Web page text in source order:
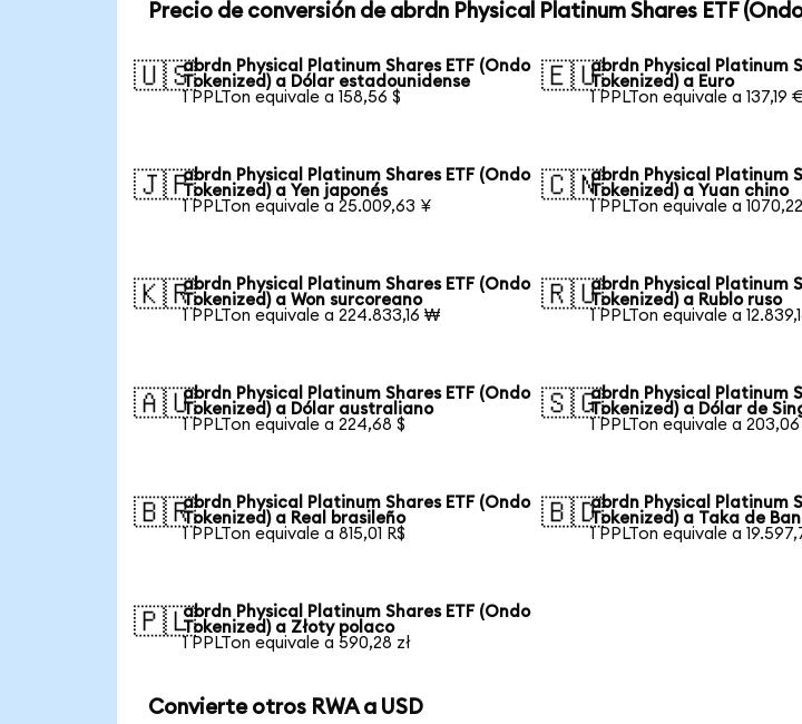
Precio de conversión de abrdn Physical Platinum Shares ETF
🇺🇸abrdn Physical Platinum Shares ETF (Ondo
Tokenized) a Dólar estadounidense
1 PPLTon equivale a 158,56 $
🇪🇺abrdn Physical Platinum
Tokenized) a Euro
1 PPLTon equivale a 137,19
🇯🇵abrdn Physical Platinum Shares ETF (Ondo
Tokenized) a Yen japonés
1 PPLTon equivale a 25.009,63 ¥
🇨🇳abrdn Physical Platinum
Tokenized) a Yuan chino
1 PPLTon equivale a
🇰🇷abrdn Physical Platinum Shares ETF (Ondo
Tokenized) a Won surcoreano
1 PPLTon equivale a 224.833,16 ₩
🇷🇺abrdn Physical Platinum
Tokenized) a Rublo ruso
1 PPLTon equivale a
🇦🇺abrdn Physical Platinum Shares ETF (Ondo
Tokenized) a Dólar australiano
1 PPLTon equivale a 224,68 $
🇸🇬abrdn Physical Platinum
Tokenized) a Dólar de
1 PPLTon equivale a 203,06
🇧🇷abrdn Physical Platinum Shares ETF (Ondo
Tokenized) a Real brasileño
1 PPLTon equivale a 815,01 R$
🇧🇩abrdn Physical Platinum
Tokenized) a Taka de
1 PPLTon equivale a
🇵🇱abrdn Physical Platinum Shares ETF (Ondo
Tokenized) a Złoty polaco
1 PPLTon equivale a 590,28 zł
Convierte otros RWA a USD